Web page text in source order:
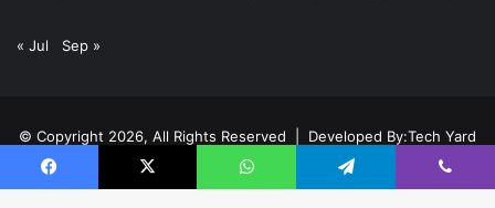
« Jul Sep »
© Copyright 2026, All Rights Reserved | Developed By:Tech Yard
Labs
Facebook X WhatsApp Telegram Viber